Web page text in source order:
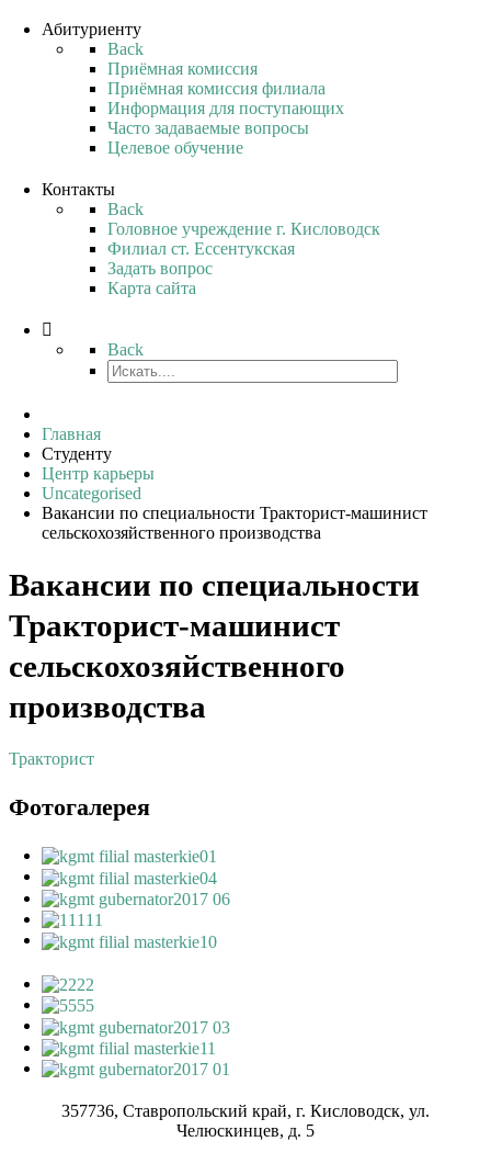
Абитуриенту
Back
Приёмная комиссия
Приёмная комиссия филиала
Информация для поступающих
Часто задаваемые вопросы
Целевое обучение
Контакты
Back
Головное учреждение г. Кисловодск
Филиал ст. Ессентукская
Задать вопрос
Карта сайта
Back
Главная
Студенту
Центр карьеры
Uncategorised
Вакансии по специальности Тракторист-машинист
сельскохозяйственного производства
Вакансии по специальности
Тракторист-машинист
сельскохозяйственного
производства
Тракторист
Фотогалерея
357736, Ставропольский край, г. Кисловодск, ул.
Челюскинцев, д. 5